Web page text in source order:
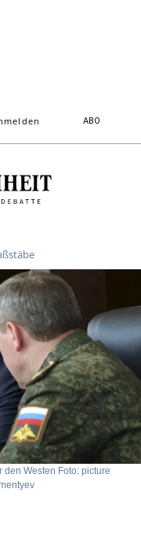
ABO
den Westen Foto: picture